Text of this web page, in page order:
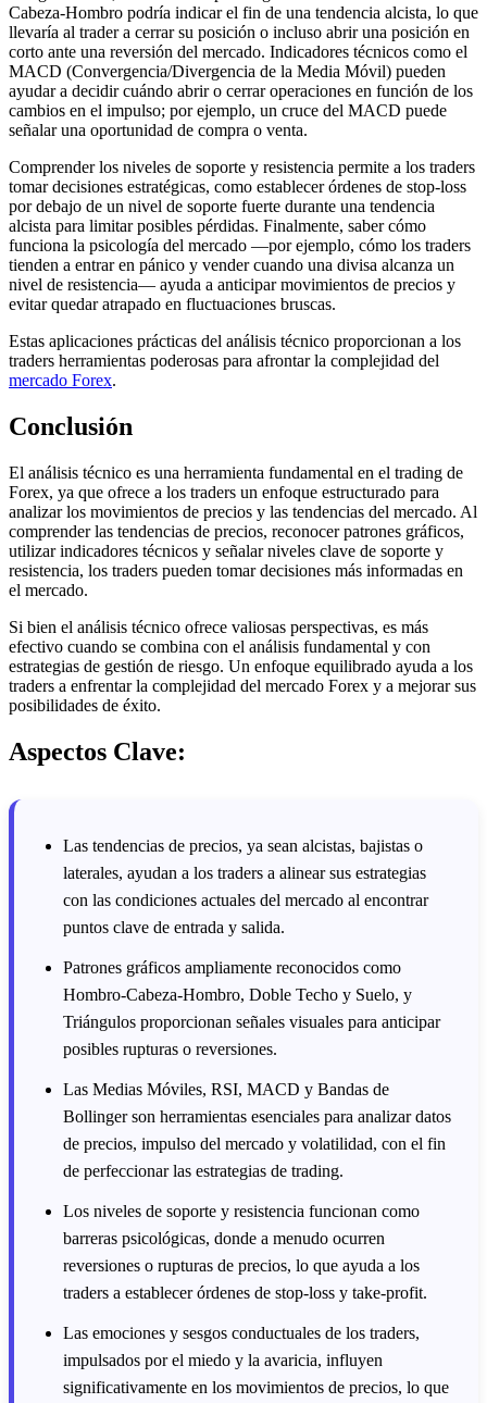
Cabeza-Hombro podría indicar el fin de una tendencia alcista, lo que
llevaría al trader a cerrar su posición o incluso abrir una posición en
corto ante una reversión del mercado. Indicadores técnicos como el
MACD (Convergencia/Divergencia de la Media Móvil) pueden
ayudar a decidir cuándo abrir o cerrar operaciones en función de los
cambios en el impulso; por ejemplo, un cruce del MACD puede
señalar una oportunidad de compra o venta.
Comprender los niveles de soporte y resistencia permite a los traders
tomar decisiones estratégicas, como establecer órdenes de stop-loss
por debajo de un nivel de soporte fuerte durante una tendencia
alcista para limitar posibles pérdidas. Finalmente, saber cómo
funciona la psicología del mercado —por ejemplo, cómo los traders
tienden a entrar en pánico y vender cuando una divisa alcanza un
nivel de resistencia— ayuda a anticipar movimientos de precios y
evitar quedar atrapado en fluctuaciones bruscas.
Estas aplicaciones prácticas del análisis técnico proporcionan a los
traders herramientas poderosas para afrontar la complejidad del
mercado Forex.
Conclusión
El análisis técnico es una herramienta fundamental en el trading de
Forex, ya que ofrece a los traders un enfoque estructurado para
analizar los movimientos de precios y las tendencias del mercado. Al
comprender las tendencias de precios, reconocer patrones gráficos,
utilizar indicadores técnicos y señalar niveles clave de soporte y
resistencia, los traders pueden tomar decisiones más informadas en
el mercado.
Si bien el análisis técnico ofrece valiosas perspectivas, es más
efectivo cuando se combina con el análisis fundamental y con
estrategias de gestión de riesgo. Un enfoque equilibrado ayuda a los
traders a enfrentar la complejidad del mercado Forex y a mejorar sus
posibilidades de éxito.
Aspectos Clave:
Las tendencias de precios, ya sean alcistas, bajistas o
laterales, ayudan a los traders a alinear sus estrategias
con las condiciones actuales del mercado al encontrar
puntos clave de entrada y salida.
Patrones gráficos ampliamente reconocidos como
Hombro-Cabeza-Hombro, Doble Techo y Suelo, y
Triángulos proporcionan señales visuales para anticipar
posibles rupturas o reversiones.
Las Medias Móviles, RSI, MACD y Bandas de
Bollinger son herramientas esenciales para analizar datos
de precios, impulso del mercado y volatilidad, con el fin
de perfeccionar las estrategias de trading.
Los niveles de soporte y resistencia funcionan como
barreras psicológicas, donde a menudo ocurren
reversiones o rupturas de precios, lo que ayuda a los
traders a establecer órdenes de stop-loss y take-profit.
Las emociones y sesgos conductuales de los traders,
impulsados por el miedo y la avaricia, influyen
significativamente en los movimientos de precios, lo que